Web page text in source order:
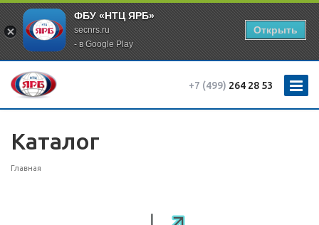
ФБУ «НТЦ ЯРБ»
secnrs.ru
- в Google Play
Открыть
+7 (499) 264 28 53
Каталог
Главная